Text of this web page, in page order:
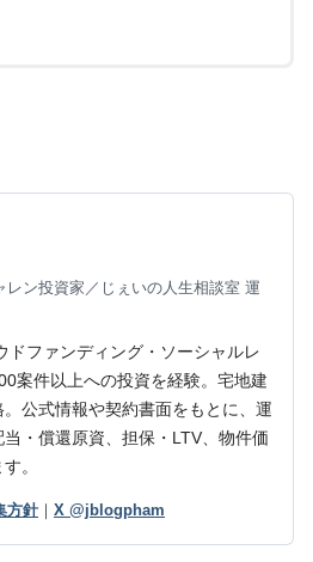
ン投資家／じぇいの人生相談室 運
ドファンディング・ソーシャルレ
案件以上への投資を経験。宅地建
公式情報や契約書面をもとに、運
・償還原資、担保・LTV、物件価
。
方針 ｜ X @jblogpham